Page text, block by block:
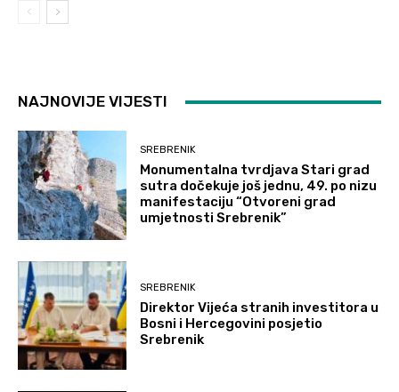
NAJNOVIJE VIJESTI
SREBRENIK
Monumentalna tvrdjava Stari grad
sutra dočekuje još jednu, 49. po nizu
manifestaciju “Otvoreni grad
umjetnosti Srebrenik”
SREBRENIK
Direktor Vijeća stranih investitora u
Bosni i Hercegovini posjetio
Srebrenik